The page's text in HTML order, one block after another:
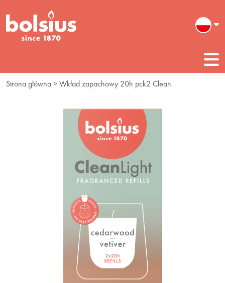
Strona główna> Wkład zapachowy 20h pck2 Clean